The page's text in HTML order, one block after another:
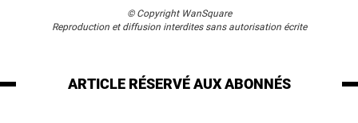
© Copyright WanSquare
Reproduction et diffusion interdites sans autorisation écrite
ARTICLE RÉSERVÉAUX ABONNÉS